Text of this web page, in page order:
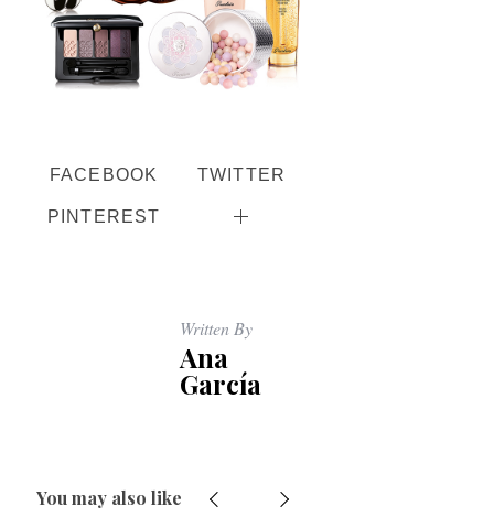
FACEBOOK TWITTER
PINTEREST
Written By
Ana
García
You may also like